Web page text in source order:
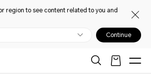
region to see content related to you and
Continue